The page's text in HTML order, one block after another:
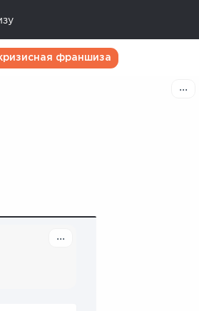
франшиза